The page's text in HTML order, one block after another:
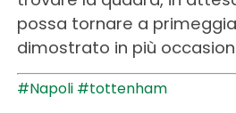
possa tornare a
dimostrato in più
#Napoli #tottenham